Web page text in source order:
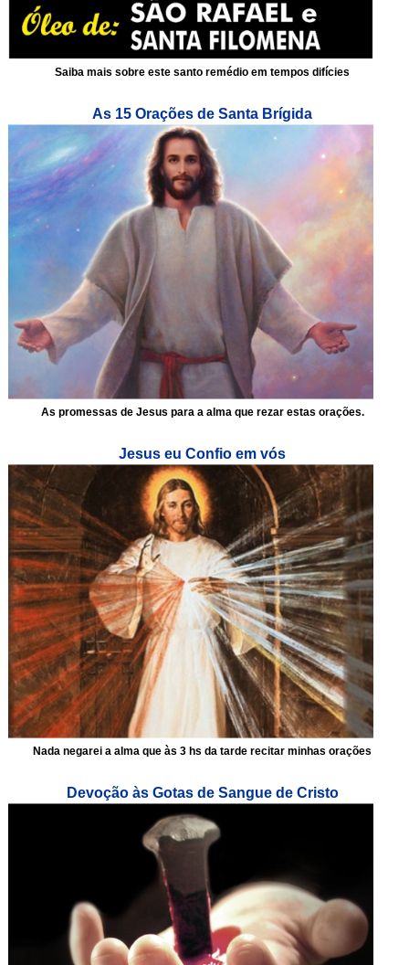
Saiba mais sobre este santo remédio em tempos difícies
As 15 Orações de Santa Brígida
As promessas de Jesus para a alma que rezar estas orações.
Jesus eu Confio em vós
Nada negarei a alma que às 3 hs da tarde recitar minhas orações
Devoção às Gotas de Sangue de Cristo